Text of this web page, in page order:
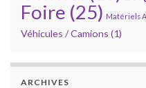
Foire (25) Matériels
Véhicules / Camions (1)
ARCHIVES